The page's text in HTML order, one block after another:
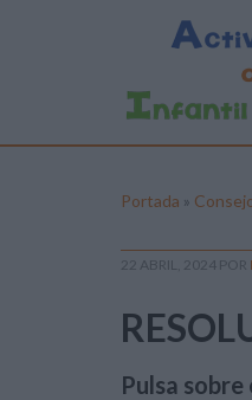
Portada »
22 ABRIL, 2024 POR
Pulsa